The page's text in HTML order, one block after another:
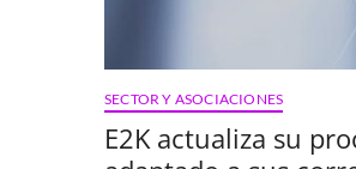
SECTOR Y ASOCIACIONES
E2K actualiza su